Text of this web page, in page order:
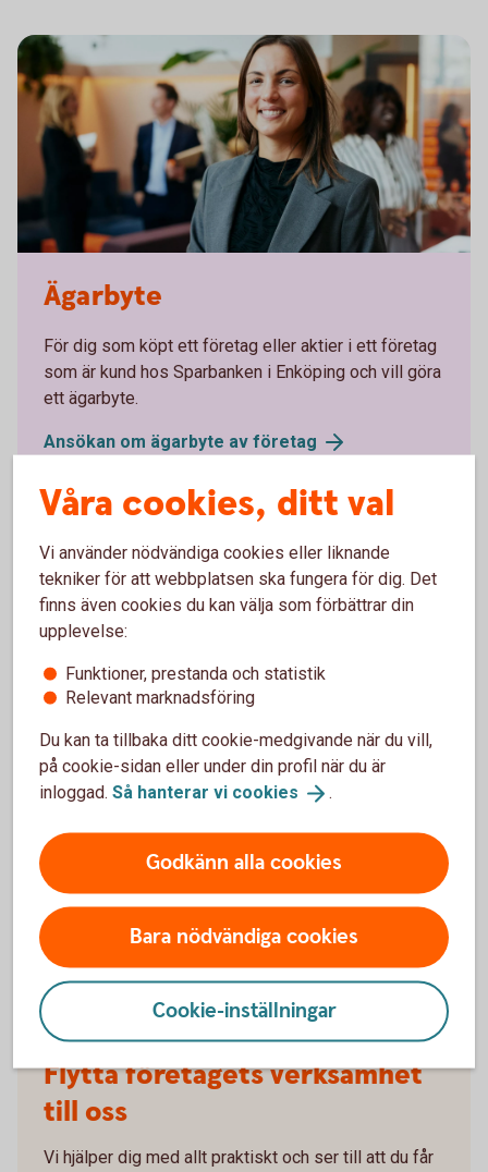
Ägarbyte
För dig som köpt ett företag eller aktier i ett företag
som är kund hos Sparbanken i Enköping och vill göra
ett ägarbyte.
Ansökan om ägarbyte av företag
Tjänster för dig som är
företagskund
Funderar du på att starta
eget?
svårt. Vilken typ av företag vill du starta? Hur gör
man en affärsplan?
Checklista startaeget
Flytta företagets verksamhet
till oss
Vi hjälper dig med allt praktiskt och ser till att du får
Våra cookies, ditt val
Vi använder nödvändiga cookies eller liknande
tekniker för att webbplatsen ska fungera för dig. Det
finns även cookies du kan välja som förbättrar din
upplevelse:
Funktioner, prestanda och statistik
Relevant marknadsföring
Du kan ta tillbaka ditt cookie-medgivande när du vill,
på cookie-sidan eller under din profil när du är
inloggad. Så hanterar vi cookies .
Godkänn alla cookies
Bara nödvändiga cookies
Cookie-inställningar